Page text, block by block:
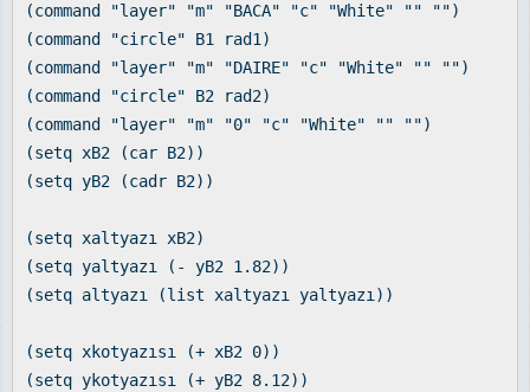
(command "layer" "m" "BACA" "c" "White" "" "")
(command "circle" B1 rad1)
(command "layer" "m" "DAIRE" "c" "White" "" "")
(command "circle" B2 rad2)
(command "layer" "m" "0" "c" "White" "" "")
(setq xB2 (car B2))
(setq yB2 (cadr B2))
(setq xaltyazı xB2)
(setq yaltyazı (- yB2 1.82))
(setq altyazı (list xaltyazı yaltyazı))
(setq xkotyazısı (+ xB2 0))
(setq ykotyazısı (+ yB2 8.12))